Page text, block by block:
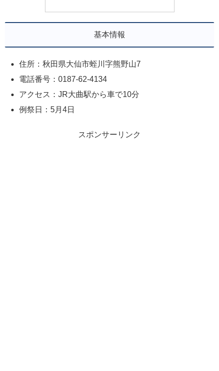
基本情報
住所：秋田県大仙市蛭川字熊野山7
電話番号：0187-62-4134
アクセス：JR大曲駅から車で10分
例祭日：5月4日
スポンサーリンク